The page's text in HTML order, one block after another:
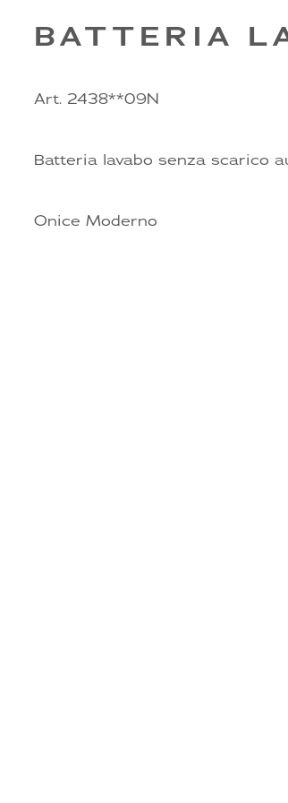
BATTERIA
Art. 2438**09N
Batteria lavabo senza scarico
Onice Moderno